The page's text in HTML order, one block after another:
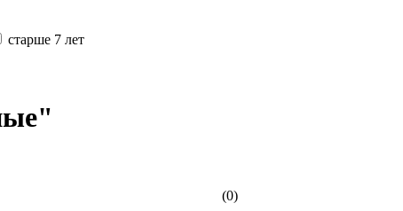
старше 7 лет
(0)